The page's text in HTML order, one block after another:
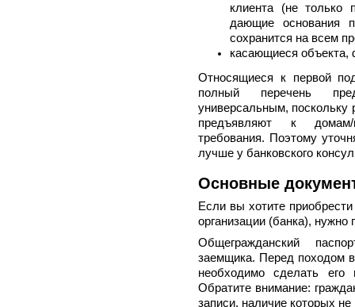
клиента (не только
дающие основания
сохранится на всем
касающиеся объекта,
Относящиеся к первой
полный перечень
универсальным, поскольку
предъявляют к домам/
требования. Поэтому
лучше у банковского
Основные
Если вы хотите
организации (банка),
Общегражданский
заемщика. Перед походом в
необходимо сделать
Обратите внимание:
записи, наличие которых